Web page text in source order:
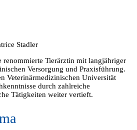
Stadler
renommierte Tierärztin mit langjähriger
Versorgung und Praxisführung.
Veterinärmedizinischen Universität
durch zahlreiche
Tätigkeiten weiter vertieft.